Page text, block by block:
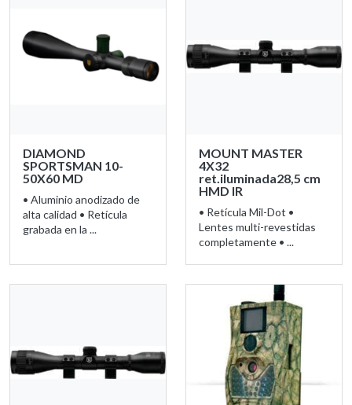
DIAMOND
SPORTSMAN 10-
50X60 MD
• Aluminio anodizado de
alta calidad • Retícula
grabada en la ...
MOUNT MASTER
4X32
ret.iluminada28,5 cm
HMD IR
• Retícula Mil-Dot •
Lentes multi-revestidas
completamente • ...